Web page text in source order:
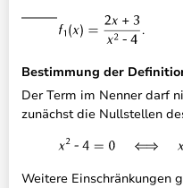
Bestimmung der
Der Term im Nenner darf
zunächst die Nullstellen
Weitere Einschränkungen